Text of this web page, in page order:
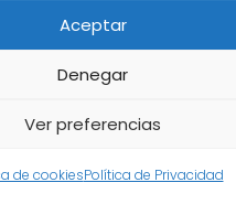
Aceptar
Denegar
Ver preferencias
de cookiesPolítica de Privacidad
Es fundamental
con un letrado
en derecho
Puede valorar la
en la